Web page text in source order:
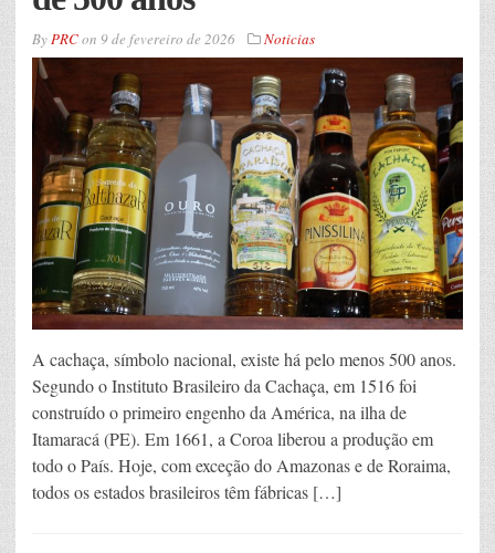
ByPRCon 9 de fevereiro de 2026 Noticias
A cachaça, símbolo nacional, existe há pelo menos 500 anos.
Segundo o Instituto Brasileiro da Cachaça, em 1516 foi
construído o primeiro engenho da América, na ilha de
Itamaracá (PE). Em 1661, a Coroa liberou a produção em
todo o País. Hoje, com exceção do Amazonas e de Roraima,
todos os estados brasileiros têm fábricas […]